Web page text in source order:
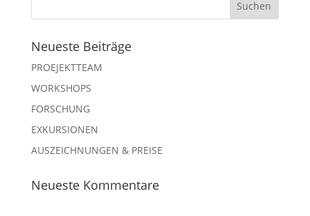
Neueste Beiträge
PROEJEKTTEAM
WORKSHOPS
FORSCHUNG
EXKURSIONEN
AUSZEICHNUNGEN & PREISE
Neueste Kommentare